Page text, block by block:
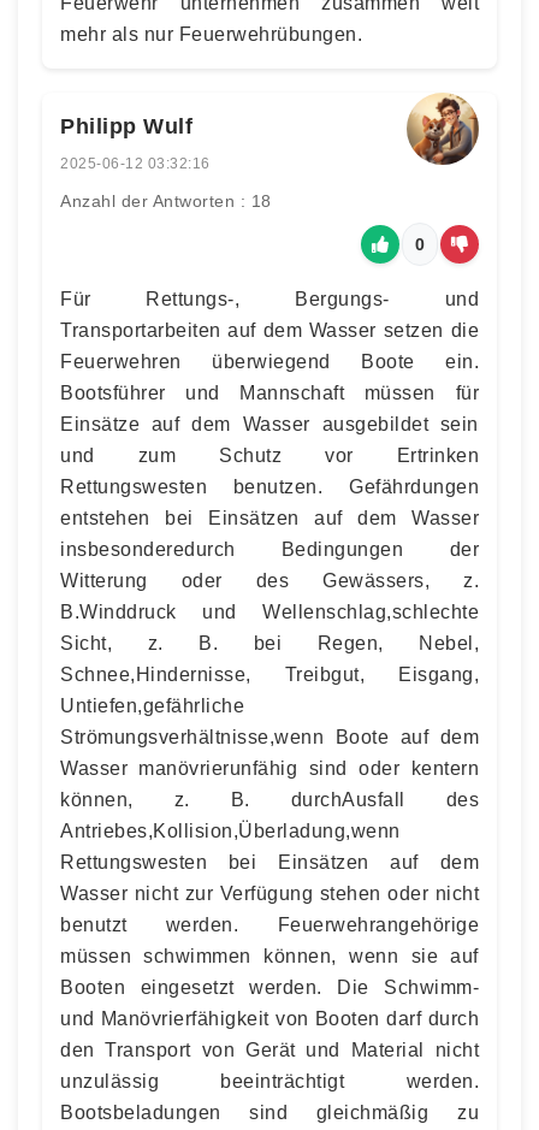
mehr als nur Feuerwehrübungen.
Philipp Wulf
2025-06-12 03:32:16
Anzahl der Antworten : 18
0
Für Rettungs-, Bergungs- und
Transportarbeiten auf dem Wasser setzen die
Feuerwehren überwiegend Boote ein.
Bootsführer und Mannschaft müssen für
Einsätze auf dem Wasser ausgebildet sein
und zum Schutz vor Ertrinken
Rettungswesten benutzen. Gefährdungen
entstehen bei Einsätzen auf dem Wasser
insbesonderedurch Bedingungen der
Witterung oder des Gewässers, z.
B.Winddruck und Wellenschlag,schlechte
Sicht, z. B. bei Regen, Nebel,
Schnee,Hindernisse, Treibgut, Eisgang,
Untiefen,gefährliche
Strömungsverhältnisse,wenn Boote auf dem
Wasser manövrierunfähig sind oder kentern
können, z. B. durchAusfall des
Antriebes,Kollision,Überladung,wenn
Rettungswesten bei Einsätzen auf dem
Wasser nicht zur Verfügung stehen oder nicht
benutzt werden. Feuerwehrangehörige
müssen schwimmen können, wenn sie auf
Booten eingesetzt werden. Die Schwimm-
und Manövrierfähigkeit von Booten darf durch
den Transport von Gerät und Material nicht
unzulässig beeinträchtigt werden.
Bootsbeladungen sind gleichmäßig zu